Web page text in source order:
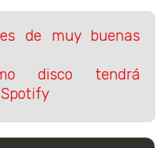
de muy buenas
disco tendrá